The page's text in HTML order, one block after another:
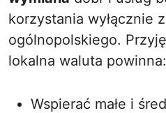
korzystania wyłącznie
ogólnopolskiego.
lokalna waluta powinna:
Wspierać małe i